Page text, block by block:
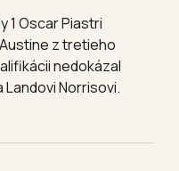
1 Oscar Piastri
z tretieho
nedokázal
Norrisovi.